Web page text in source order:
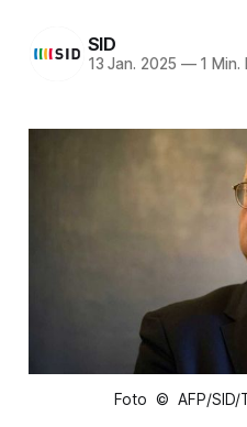
SID
13 Jan. 2025 —1 Min.
Foto © AFP/SID/